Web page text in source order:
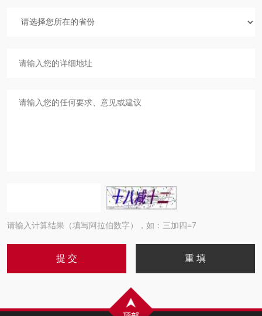
请输入计算结果（填写阿拉伯数字），如：三加四=7